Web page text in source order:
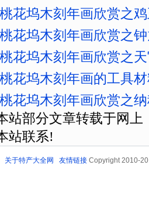
桃花坞木刻年画欣赏之
桃花坞木刻年画欣赏之
桃花坞木刻年画欣赏之
桃花坞木刻年画的工具
桃花坞木刻年画欣赏之
站部分文章转载于网上
站联系!
关于特产大全网 友情链接 Copyright 2010-